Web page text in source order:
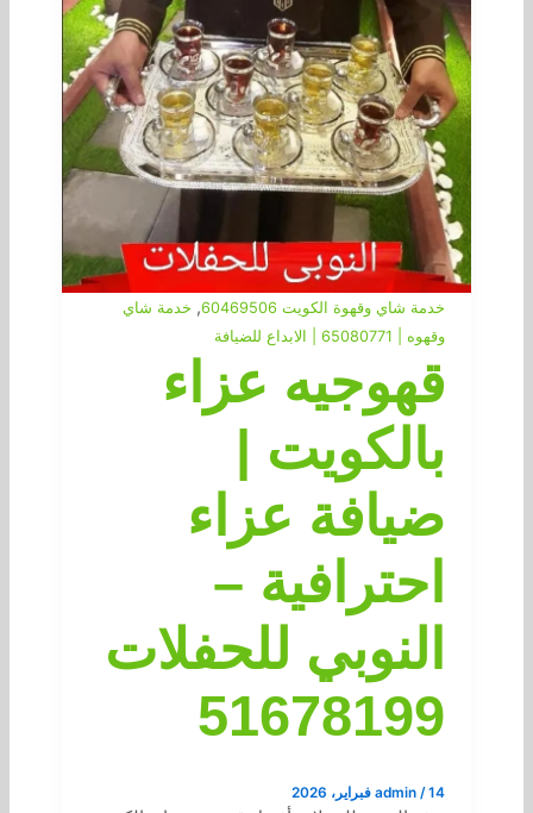
خدمة شاي وقهوة الكويت 60469506 , خدمة شاي
وقهوه | 65080771 | الابداع للضيافة
قهوجيه عزاء
بالكويت |
ضيافة عزاء
احترافية –
النوبي للحفلات
51678199
admin /14 فبراير، 2026